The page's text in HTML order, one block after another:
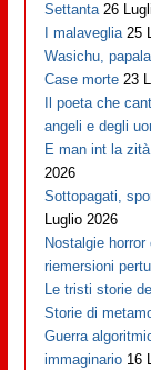
Settanta 26
I malaveglia 25
Wasichu,
Case morte 23
Il poeta che
angeli e degli
E man int la
2026
Sottopagati,
Luglio 2026
Nostalgie
riemersioni
Le tristi storie
Storie di
Guerra
immaginario 16